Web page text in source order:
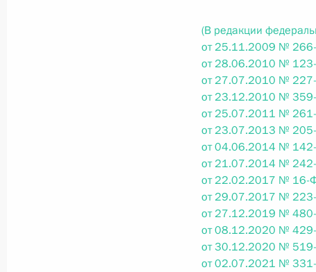
Федеральный закон от
О внесении изменений в статью 12
Федеральный закон от
О внесении изменений в статьи 85 и 102
кодекса Российской Федерации
(В редакции
от 25.11.2009 №
от 28.06.2010 №
от 27.07.2010 №
от 23.12.2010 №
от 25.07.2011 №
от 23.07.2013 №
от 04.06.2014 №
от 21.07.2014 №
от 22.02.2017 №
от 29.07.2017 №
от 27.12.2019 №
от 08.12.2020 №
от 30.12.2020 №
от 02.07.2021 №